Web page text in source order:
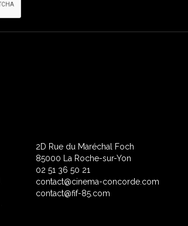
2D Rue du Maréchal Foch
85000 La Roche-sur-Yon
02 51 36 50 21
contact@cinema-concorde.com
contact@fif-85.com